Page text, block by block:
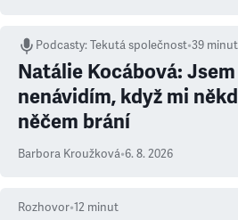
Podcasty:Tekutá společnost•39 minut
Natálie Kocábová:
nenávidím, když mi
něčem brání
Barbora Kroužková•6. 8. 2026
Rozhovor•12 minut